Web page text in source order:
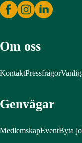
Om oss
KontaktPressfrågor
Genvägar
MedlemskapEventByta